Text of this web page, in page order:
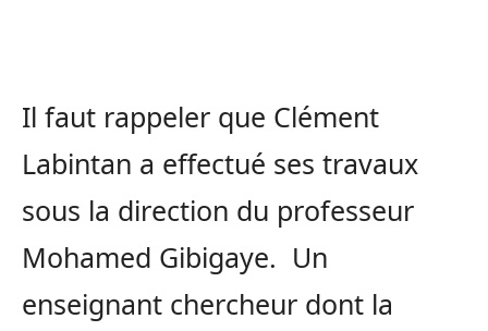
Il faut rappeler que Clément
Labintan a effectué ses travaux
sous la direction du professeur
Mohamed Gibigaye. Un
enseignant chercheur dont la